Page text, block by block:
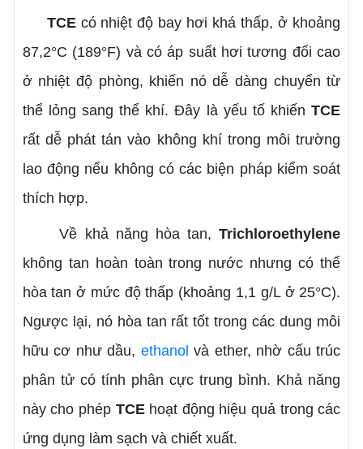
TCE có nhiệt độ bay hơi khá thấp, ở khoảng
87,2°C (189°F) và có áp suất hơi tương đối cao
ở nhiệt độ phòng, khiến nó dễ dàng chuyển từ
thể lỏng sang thể khí. Đây là yếu tố khiếnTCE
rất dễ phát tán vào không khí trong môi trường
lao động nếu không có các biện pháp kiểm soát
thích hợp.
Về khả năng hòa tan,Trichloroethylene
không tan hoàn toàn trong nước nhưng có thể
hòa tan ở mức độ thấp (khoảng 1,1 g/L ở 25°C).
Ngược lại, nó hòa tan rất tốt trong các dung môi
hữu cơ như dầu, ethanol và ether, nhờ cấu trúc
phân tử có tính phân cực trung bình. Khả năng
này cho phép TCEhoạt động hiệu quả trong các
ứng dụng làm sạch và chiết xuất.